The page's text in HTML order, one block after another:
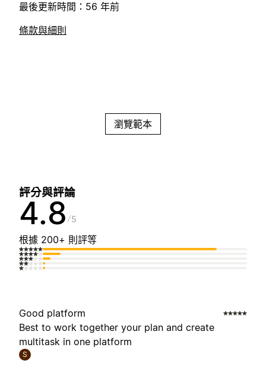
最後更新時間：56 年前
條款與細則
瀏覽範本
評分與評論
4.8 5
根據 200+ 則評等
Good platform
Best to work together your plan and create
multitask in one platform
S